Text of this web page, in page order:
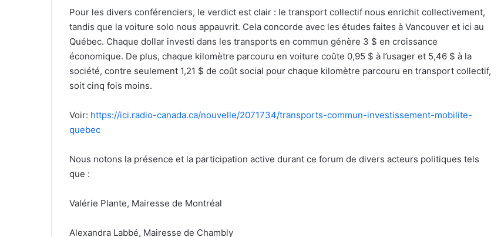
Pour les divers conférenciers, le verdict est clair : le transport collectif nous enrichit collectivement,
tandis que la voiture solo nous appauvrit. Cela concorde avec les études faites à Vancouver et ici au
Québec. Chaque dollar investi dans les transports en commun génère 3 $ en croissance
économique. De plus, chaque kilomètre parcouru en voiture coûte 0,95 $ à l’usager et 5,46 $ à la
société, contre seulement 1,21 $ de coût social pour chaque kilomètre parcouru en transport collectif,
soit cinq fois moins.
Voir: https://ici.radio-canada.ca/nouvelle/2071734/transports-commun-investissement-mobilite-
quebec
Nous notons la présence et la participation active durant ce forum de divers acteurs politiques tels
que :
Valérie Plante, Mairesse de Montréal
Alexandra Labbé, Mairesse de Chambly